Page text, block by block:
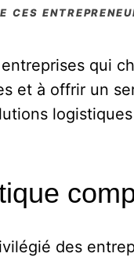
ces
qui
et à offrir un
des